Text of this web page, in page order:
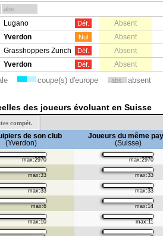
abs.
Lugano Déf.
Absent
Yverdon Nul
Absent
Grasshoppers Zurich Déf.
Absent
Yverdon Déf. Absent
coupe(s) d'europe abs. absent
des joueurs évoluant en Suisse
compét.
de son club
(Yverdon)
Joueurs du même
(Suisse)
max:2970 max:2970
max:33 max:33
max:33 max:33
max:6 max:14
max:10 max:11